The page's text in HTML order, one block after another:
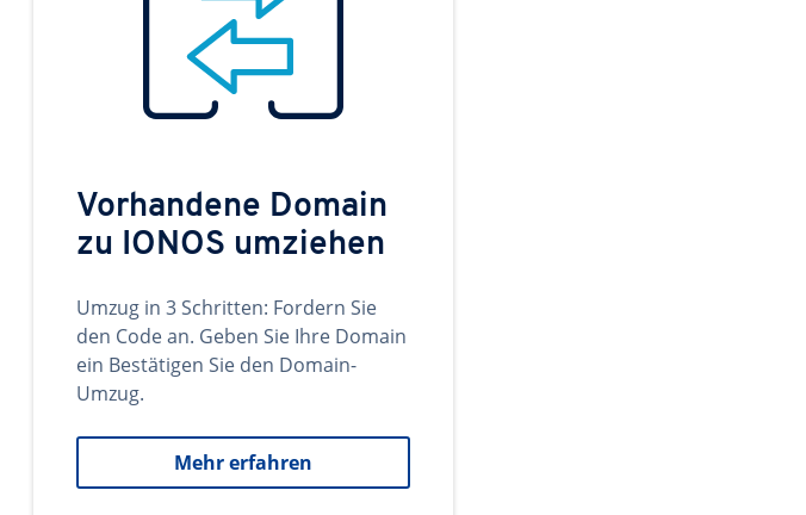
Vorhandene Domain
zu IONOS umziehen
Umzug in 3 Schritten: Fordern Sie
den Code an. Geben Sie Ihre Domain
ein Bestätigen Sie den Domain-
Umzug.
Mehr erfahren